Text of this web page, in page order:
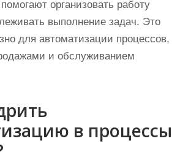
организовать работу
выполнение задач. Это
для автоматизации процессов,
и обслуживанием
в процессы